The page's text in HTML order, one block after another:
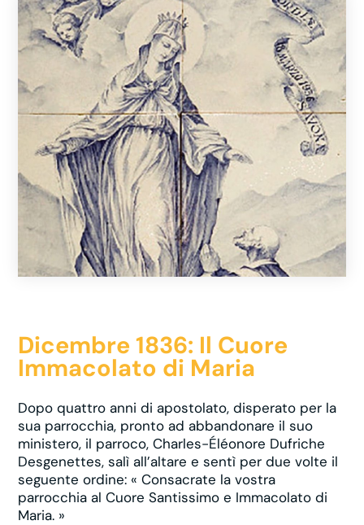
Dicembre 1836: Il Cuore
Immacolato di Maria
Dopo quattro anni di apostolato, disperato per la
sua parrocchia, pronto ad abbandonare il suo
ministero, il parroco, Charles-Éléonore Dufriche
Desgenettes, salì all’altare e sentì per due volte il
seguente ordine: « Consacrate la vostra
parrocchia al Cuore Santissimo e Immacolato di
Maria. »